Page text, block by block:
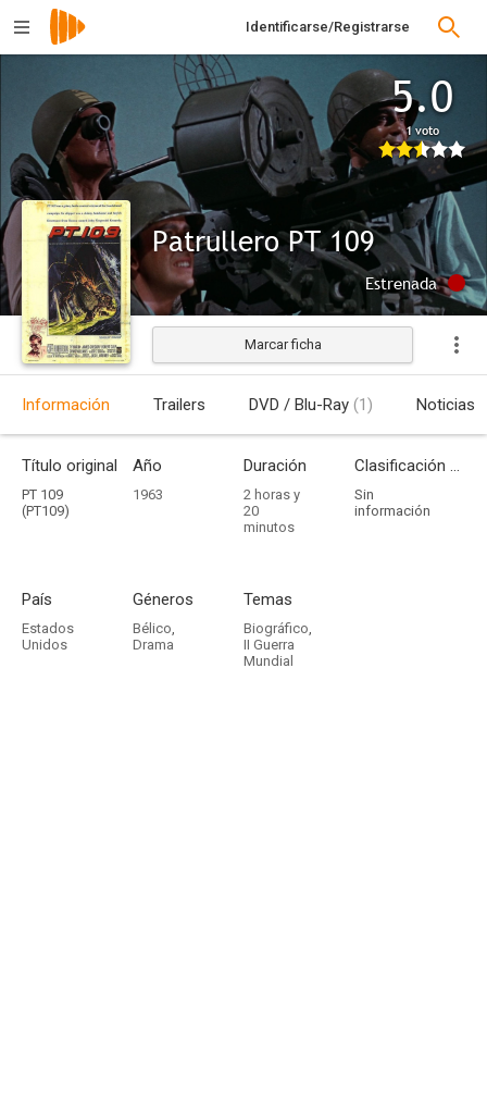
Identificarse/Registrarse
5.0
1 voto
Patrullero PT 109
Estrenada
Marcar ficha
Información Trailers DVD / Blu-Ray (1) Noticias
Título original
PT 109
(PT109)
Año
1963
Duración
2 horas y
20
minutos
Clasificación por edades
Sin
información
País
Estados
Unidos
Géneros
Bélico,
Drama
Temas
Biográfico,
II Guerra
Mundial